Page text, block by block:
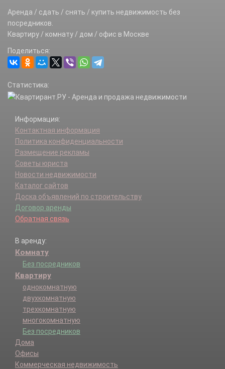
Аренда / сдать / снять / купить недвижимость без
посредников.
Квартиру / комнату / дом / офис в Москве
Поделиться:
Статистика:
Информация:
Контактная информация
Политика конфиденциальности
Размещение рекламы
Советы юриста
Новости недвижимости
Каталог сайтов
Доска объявлений по строительству
Договор аренды
Обратная связь
В аренду:
Комнату
Без посредников
Квартиру
однокомнатную
двухкомнатную
трехкомнатную
многокомнатную
Без посредников
Дома
Офисы
Коммерческая недвижимость